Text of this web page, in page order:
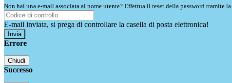
Non hai una e-mail associata al nome utente? Effettua il reset della password tramite la
E-mail inviata, si prega di controllare la casella di posta elettronica!
Errore
Chiudi
Successo